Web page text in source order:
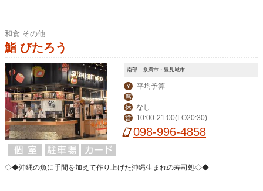
和食 その他
鮨 びたろう
南部｜糸満市・豊見城市
￥ 平均予算
席
休
なし
営 10:00-21:00(LO20:30)
098-996-4858
◇◆沖縄の魚に手間を加えて作り上げた沖縄生まれの寿司処◇◆